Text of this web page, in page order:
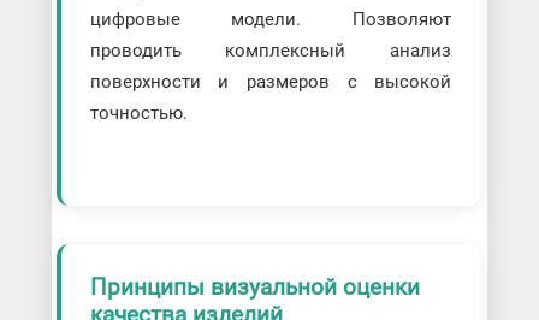
цифровые модели. Позволяют
проводить комплексный анализ
поверхности и размеров с высокой
точностью.
Принципы визуальной оценки
качества изделий